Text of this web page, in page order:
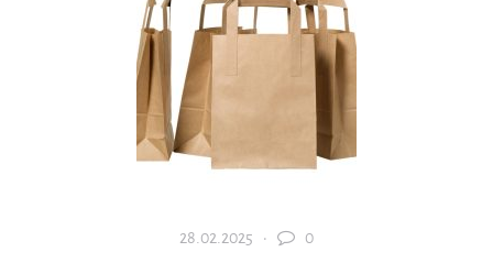
28.02.2025 · 0